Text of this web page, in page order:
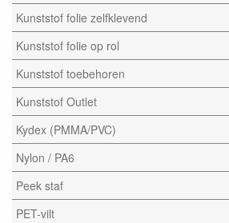
Kunststof folie zelfklevend
Kunststof folie op rol
Kunststof toebehoren
Kunststof Outlet
Kydex (PMMA/PVC)
Nylon / PA6
Peek staf
PET-vilt